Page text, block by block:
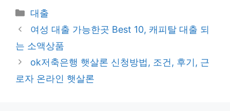
카
테
리
대출
여성 대출 가능한곳 Best 10, 캐피탈 대출 되
는 소액상품
ok저축은행 햇살론 신청방법, 조건, 후기, 근
로자 온라인 햇살론